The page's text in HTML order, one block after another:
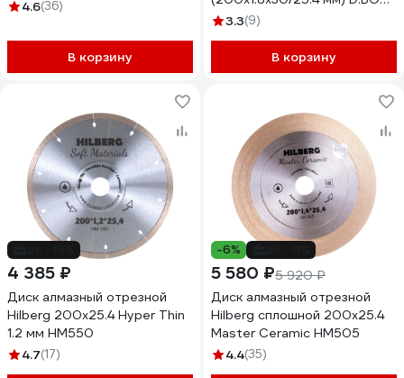
4.6(36)
В корзину
CTS-T-10-0200-030
3.3(9)
В корзину
4 385 ₽
Диск алмазный отрезной
Hilberg 200x25.4 Hyper Thin
1.2 мм HM550
4.7(17)
-6%
5 580 ₽5 920 ₽
Диск алмазный отрезной
Hilberg сплошной 200x25.4
Master Ceramic HM505
4.4(35)